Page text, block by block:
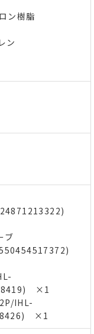
ン樹脂
ン
ブ
×1
IHL-
×1